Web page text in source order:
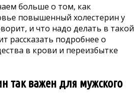
больше о том, как
повышенный холестерин у
и что надо делать в такой
рассказать подробнее о
в крови и переизбытке
так важен для мужского